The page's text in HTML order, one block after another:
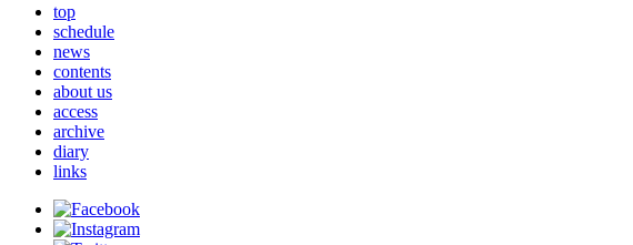
top
schedule
news
contents
about us
access
archive
diary
links